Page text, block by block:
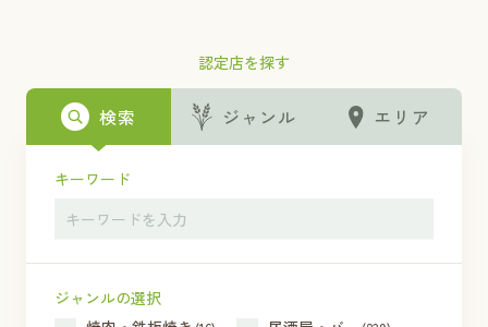
認定店を探す
検索 ジャンル エリア
キーワード
ジャンルの選択